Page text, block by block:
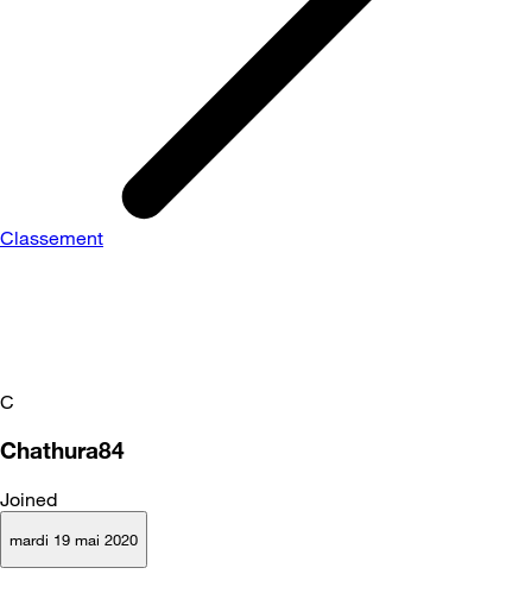
Classement
C
Chathura84
Joined
mardi 19 mai 2020